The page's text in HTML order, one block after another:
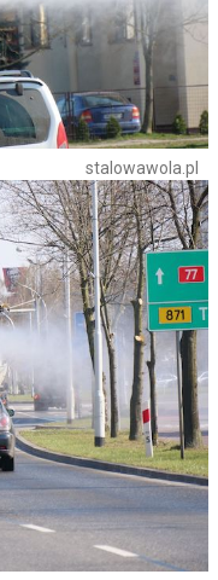
stalowawola.pl